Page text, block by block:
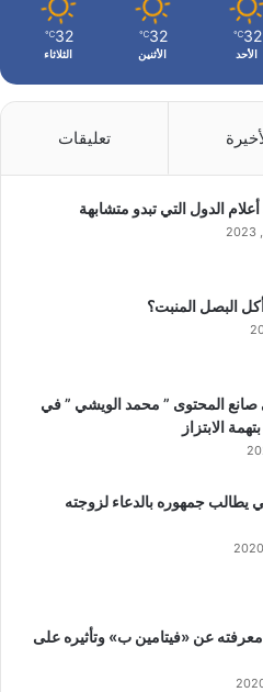
32
℃
الأحد
32
℃
الأثنين
32
℃
الثلاثاء
تعليقات
الدول التي تبدو متشابهة
البصل المنبت؟
المحتوى ” محمد الويشي ” في
الابتزاز
يطالب جمهوره بالدعاء لزوجته
عن «فيتامين ب» وتأثيره على